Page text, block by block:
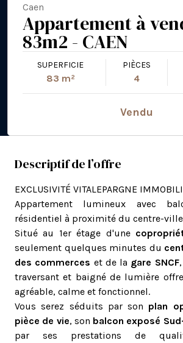
Caen
Appartement à
83m2 - CAEN
SUPERFICIE
83 m²
PIÈCES
4
Vendu
Descriptif de l’offre
EXCLUSIVITÉ VITALEPARGNE
Appartement lumineux avec
résidentiel à proximité du centre-ville
Situé au 1er étage d'une
seulement quelques minutes du
des commerces et de la gare SNCF
traversant et baigné de lumière
agréable, calme et fonctionnel.
Vous serez séduits par son plan
pièce de vie, son balcon exposé
par ses prestations de